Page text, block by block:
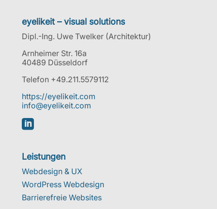
eyelikeit – visual solutions
Dipl.-Ing. Uwe Twelker (Architektur)
Arnheimer Str. 16a
40489 Düsseldorf
Telefon +49.211.5579112
https://eyelikeit.com
info@eyelikeit.com

Leistungen
Webdesign & UX
WordPress Webdesign
Barrierefreie Websites